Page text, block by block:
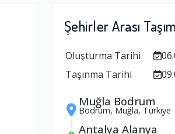
Şehirler Arası
Oluşturma Tarihi
Taşınma Tarihi
Muğla Bodrum
Bodrum, Muğla, Türkiye
Antalya Alanya